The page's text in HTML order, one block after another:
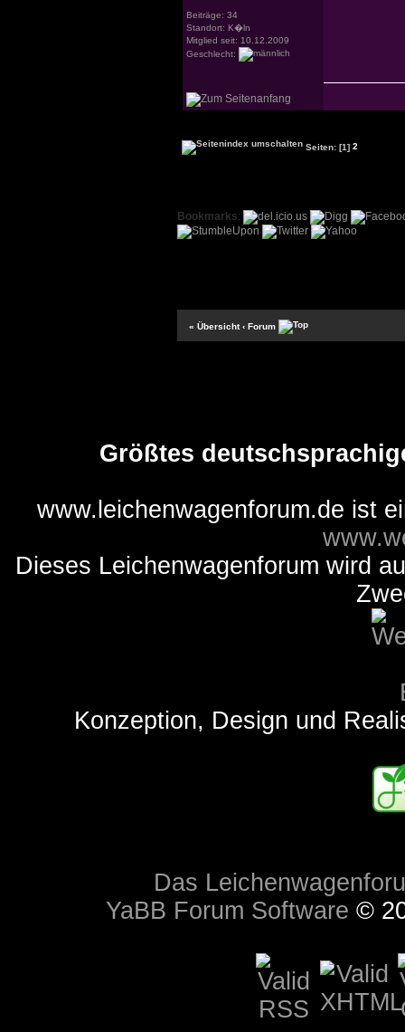
Beiträge: 34
Standort: K�ln
Mitglied seit: 10.12.2009
Geschlecht:
Seiten: [1] 2
Bookmarks:
« Übersicht ‹ Forum
Größtes
www.leichenwagenforum.de ist
Dieses Leichenwagenforum wird
Konzeption, Design und
Das
YaBB Forum Software ©